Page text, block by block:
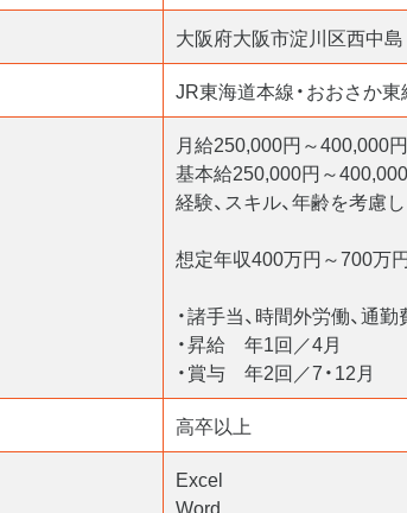
大阪府大阪市淀川区西中島
JR東海道本線・おおさか東
月給250,000円～400,000円
基本給250,000円～
経験、スキル、年齢を考慮し
想定年収400万円～700万
・諸手当、時間外労働、通
・昇給 年1回／4月
・賞与 年2回／7・12月
高卒以上
Excel
Word